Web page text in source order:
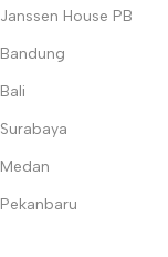
Janssen House PB
Bandung
Bali
Surabaya
Medan
Pekanbaru